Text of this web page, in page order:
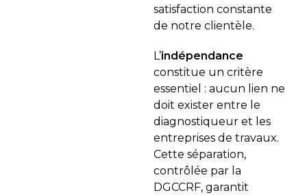
satisfaction constante
de notre clientèle.
L’indépendance
constitue un critère
essentiel : aucun lien ne
doit exister entre le
diagnostiqueur et les
entreprises de travaux.
Cette séparation,
contrôlée par la
DGCCRF, garantit